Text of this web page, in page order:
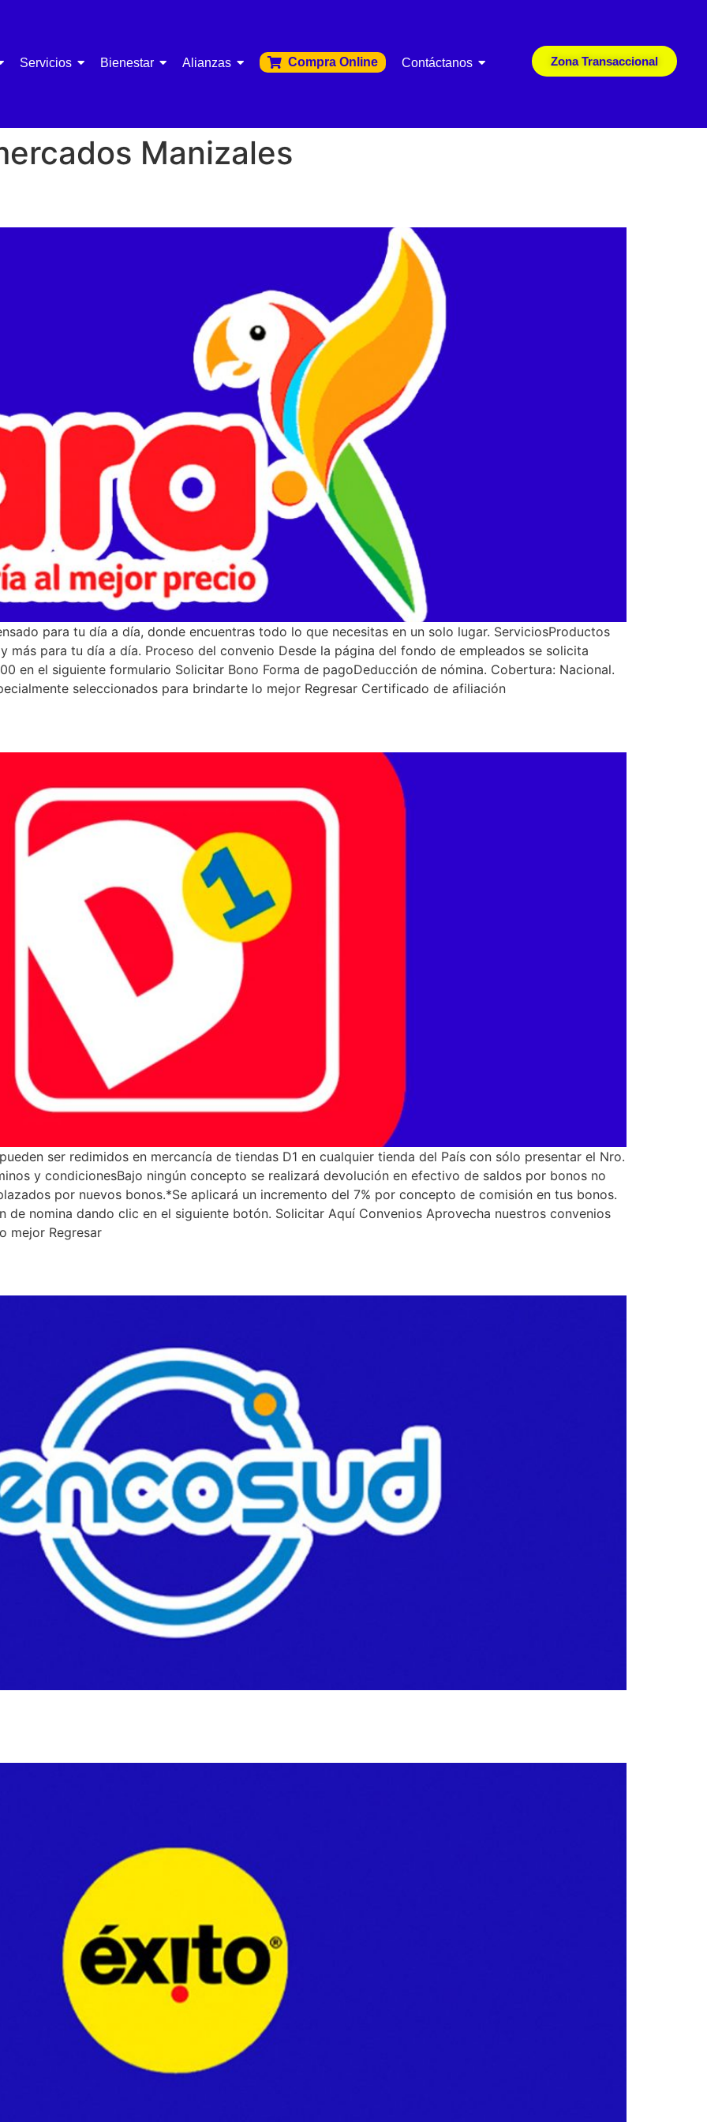
Servicios Bienestar Alianzas Compra Online Contáctanos Zona Transaccional
Manizales
para tu día a día, donde encuentras todo lo que necesitas en un solo lugar. ServiciosProductos
más para tu día a día. Proceso del convenio Desde la página del fondo de empleados se solicita
en el siguiente formulario Solicitar Bono Forma de pagoDeducción de nómina. Cobertura: Nacional.
seleccionados para brindarte lo mejor Regresar Certificado de afiliación
ser redimidos en mercancía de tiendas D1 en cualquier tienda del País con sólo presentar el Nro.
y condicionesBajo ningún concepto se realizará devolución en efectivo de saldos por bonos no
por nuevos bonos.*Se aplicará un incremento del 7% por concepto de comisión en tus bonos.
nomina dando clic en el siguiente botón. Solicitar Aquí Convenios Aprovecha nuestros convenios
mejor Regresar